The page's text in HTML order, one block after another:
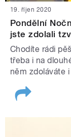
19. říjen 2020
Pondělní
jste zdolali
Chodíte rádi
třeba i na
něm zdoláváte